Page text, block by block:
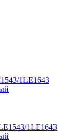
1LE1643